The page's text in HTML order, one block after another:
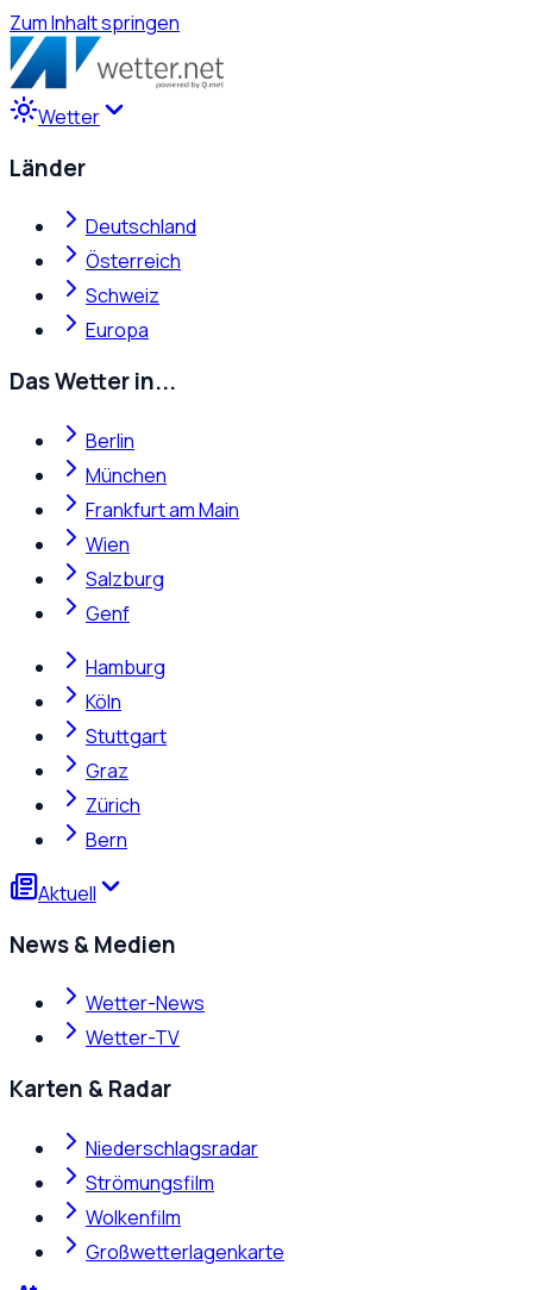
Zum Inhalt springen
Wetter
Länder
Deutschland
Österreich
Schweiz
Europa
Das Wetter in...
Berlin
München
Frankfurt am Main
Wien
Salzburg
Genf
Hamburg
Köln
Stuttgart
Graz
Zürich
Bern
Aktuell
News & Medien
Wetter-News
Wetter-TV
Karten & Radar
Niederschlagsradar
Strömungsfilm
Wolkenfilm
Großwetterlagenkarte